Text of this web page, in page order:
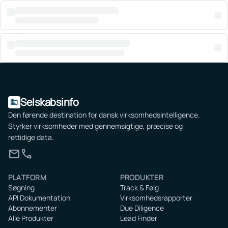
domain Selskabsinfo
Den førende destination for dansk virksomhedsintelligence.
Styrker virksomheder med gennemsigtige, præcise og
rettidige data.
mailcall
PLATFORM
Søgning
API Dokumentation
Abonnementer
Alle Produkter
PRODUKTER
Track & Følg
Virksomhedsrapporter
Due Diligence
Lead Finder